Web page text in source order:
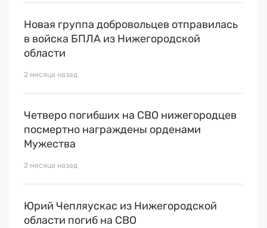
Новая группа добровольцев отправилась
в войска БПЛА из Нижегородской
области
2 месяца назад
Четверо погибших на СВО нижегородцев
посмертно награждены орденами
Мужества
2 месяца назад
Юрий Чепляускас из Нижегородской
области погиб на СВО